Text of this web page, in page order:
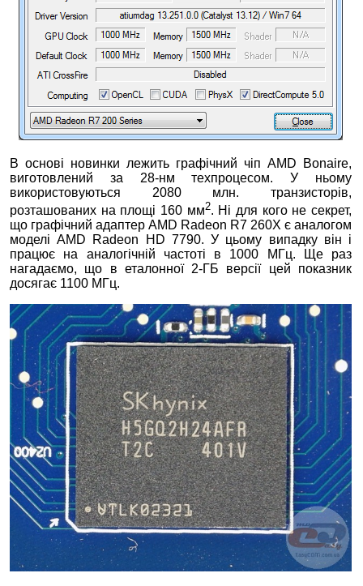
В основі новинки лежить графічний чіп AMD Bonaire,
виготовлений за 28-нм техпроцесом. У ньому
використовуються 2080 млн. транзисторів,
розташованих на площі 160 мм2. Ні для кого не секрет,
що графічний адаптер AMD Radeon R7 260X є аналогом
моделі AMD Radeon HD 7790. У цьому випадку він і
працює на аналогічній частоті в 1000 МГц. Ще раз
нагадаємо, що в еталонної 2-ГБ версії цей показник
досягає 1100 МГц.